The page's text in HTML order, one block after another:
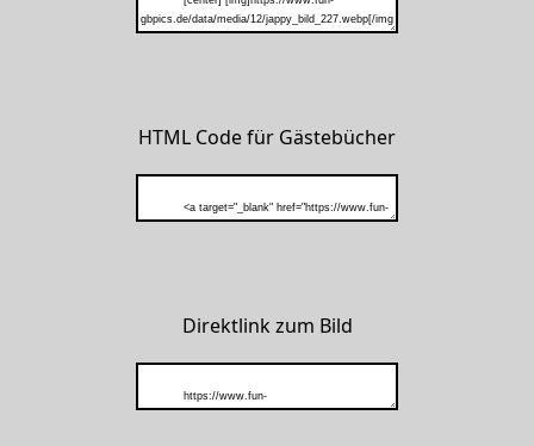
HTML Code für Gästebücher
Direktlink zum Bild